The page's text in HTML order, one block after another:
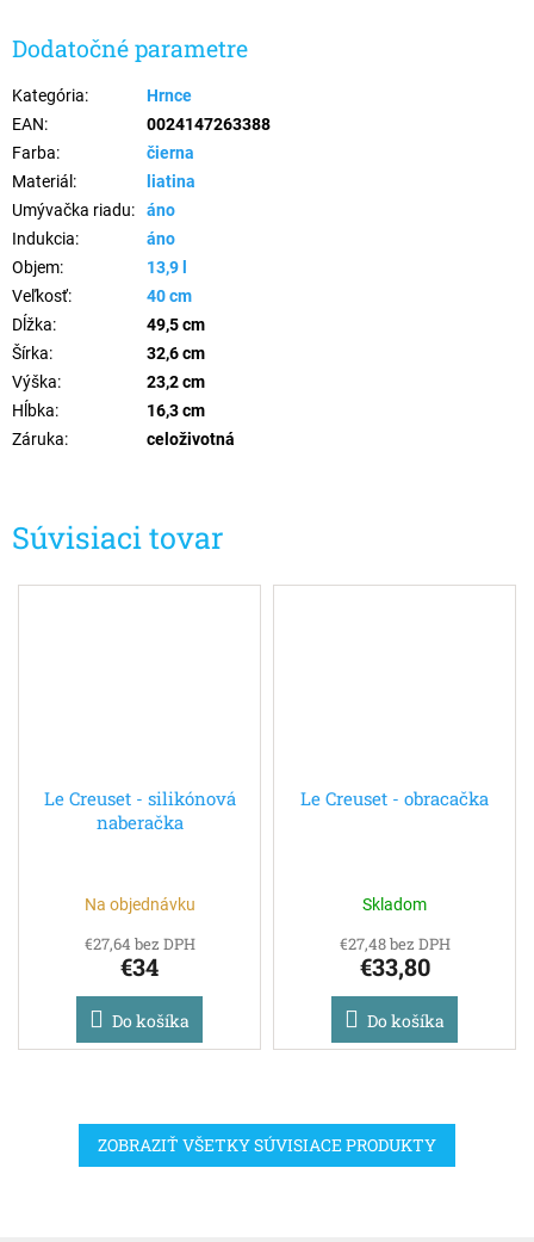
Súvisiaci tovar
Le Creuset - silikónová
naberačka
Na objednávku
€27,64 bez DPH
€34
Do košíka
Le Creuset - obracačka
Skladom
€27,48 bez DPH
€33,80
Do košíka
ZOBRAZIŤ VŠETKY SÚVISIACE PRODUKTY
Dodatočné parametre
Kategória:
Hrnce
EAN:
0024147263388
Farba:
čierna
Materiál :
liatina
Umývačka riadu:
áno
Indukcia:
áno
Objem:
13,9 l
Veľkosť:
40 cm
Dĺžka:
49,5 cm
Šírka:
32,6 cm
Výška:
23,2 cm
Hĺbka:
16,3 cm
Záruka: celoživotná